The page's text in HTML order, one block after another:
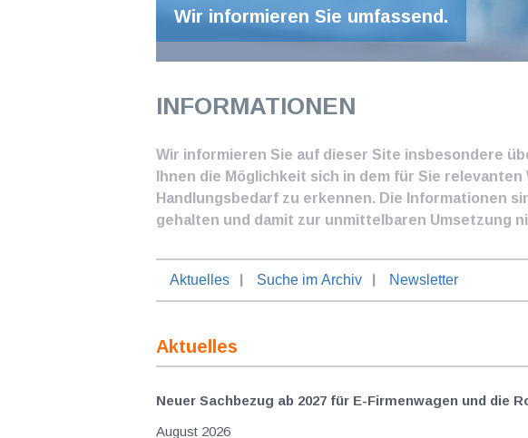
Wir informieren Sie umfassend.
INFORMATIONEN
Wir informieren Sie auf dieser Site insbesondere
Ihnen die Möglichkeit sich in dem für Sie
Handlungsbedarf zu erkennen. Die Informationen
gehalten und damit zur unmittelbaren Umsetzung
Aktuelles Suche im Archiv Newsletter
Aktuelles
Neuer Sachbezug ab 2027 für E-Firmenwagen und die
August 2026